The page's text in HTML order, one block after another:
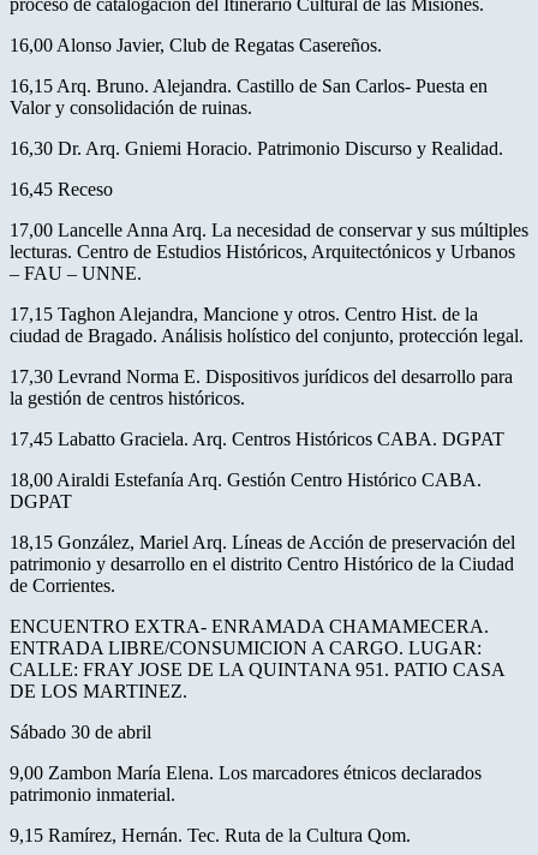
proceso de catalogación del Itinerario Cultural de las Misiones.
16,00 Alonso Javier, Club de Regatas Casereños.
16,15 Arq. Bruno. Alejandra. Castillo de San Carlos- Puesta en
Valor y consolidación de ruinas.
16,30 Dr. Arq. Gniemi Horacio. Patrimonio Discurso y Realidad.
16,45 Receso
17,00 Lancelle Anna Arq. La necesidad de conservar y sus múltiples
lecturas. Centro de Estudios Históricos, Arquitectónicos y Urbanos
– FAU – UNNE.
17,15 Taghon Alejandra, Mancione y otros. Centro Hist. de la
ciudad de Bragado. Análisis holístico del conjunto, protección legal.
17,30 Levrand Norma E. Dispositivos jurídicos del desarrollo para
la gestión de centros históricos.
17,45 Labatto Graciela. Arq. Centros Históricos CABA. DGPAT
18,00 Airaldi Estefanía Arq. Gestión Centro Histórico CABA.
DGPAT
18,15 González, Mariel Arq. Líneas de Acción de preservación del
patrimonio y desarrollo en el distrito Centro Histórico de la Ciudad
de Corrientes.
ENCUENTRO EXTRA- ENRAMADA CHAMAMECERA.
ENTRADA LIBRE/CONSUMICION A CARGO. LUGAR:
CALLE: FRAY JOSE DE LA QUINTANA 951. PATIO CASA
DE LOS MARTINEZ.
Sábado 30 de abril
9,00 Zambon María Elena. Los marcadores étnicos declarados
patrimonio inmaterial.
9,15 Ramírez, Hernán. Tec. Ruta de la Cultura Qom.